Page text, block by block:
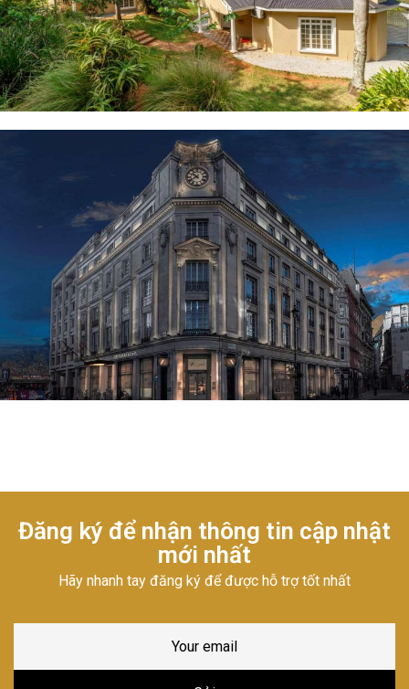
Đăng ký để nhận thông tin cập nhật
mới nhất
Hãy nhanh tay đăng ký để được hỗ trợ tốt nhất